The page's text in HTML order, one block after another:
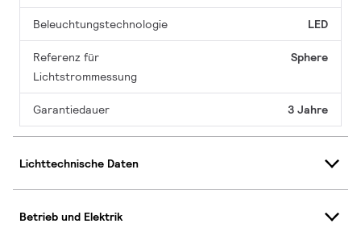
Beleuchtungstechnologie LED
Referenz für
Lichtstrommessung
Sphere
Garantiedauer 3 Jahre
Lichttechnische Daten
Betrieb und Elektrik